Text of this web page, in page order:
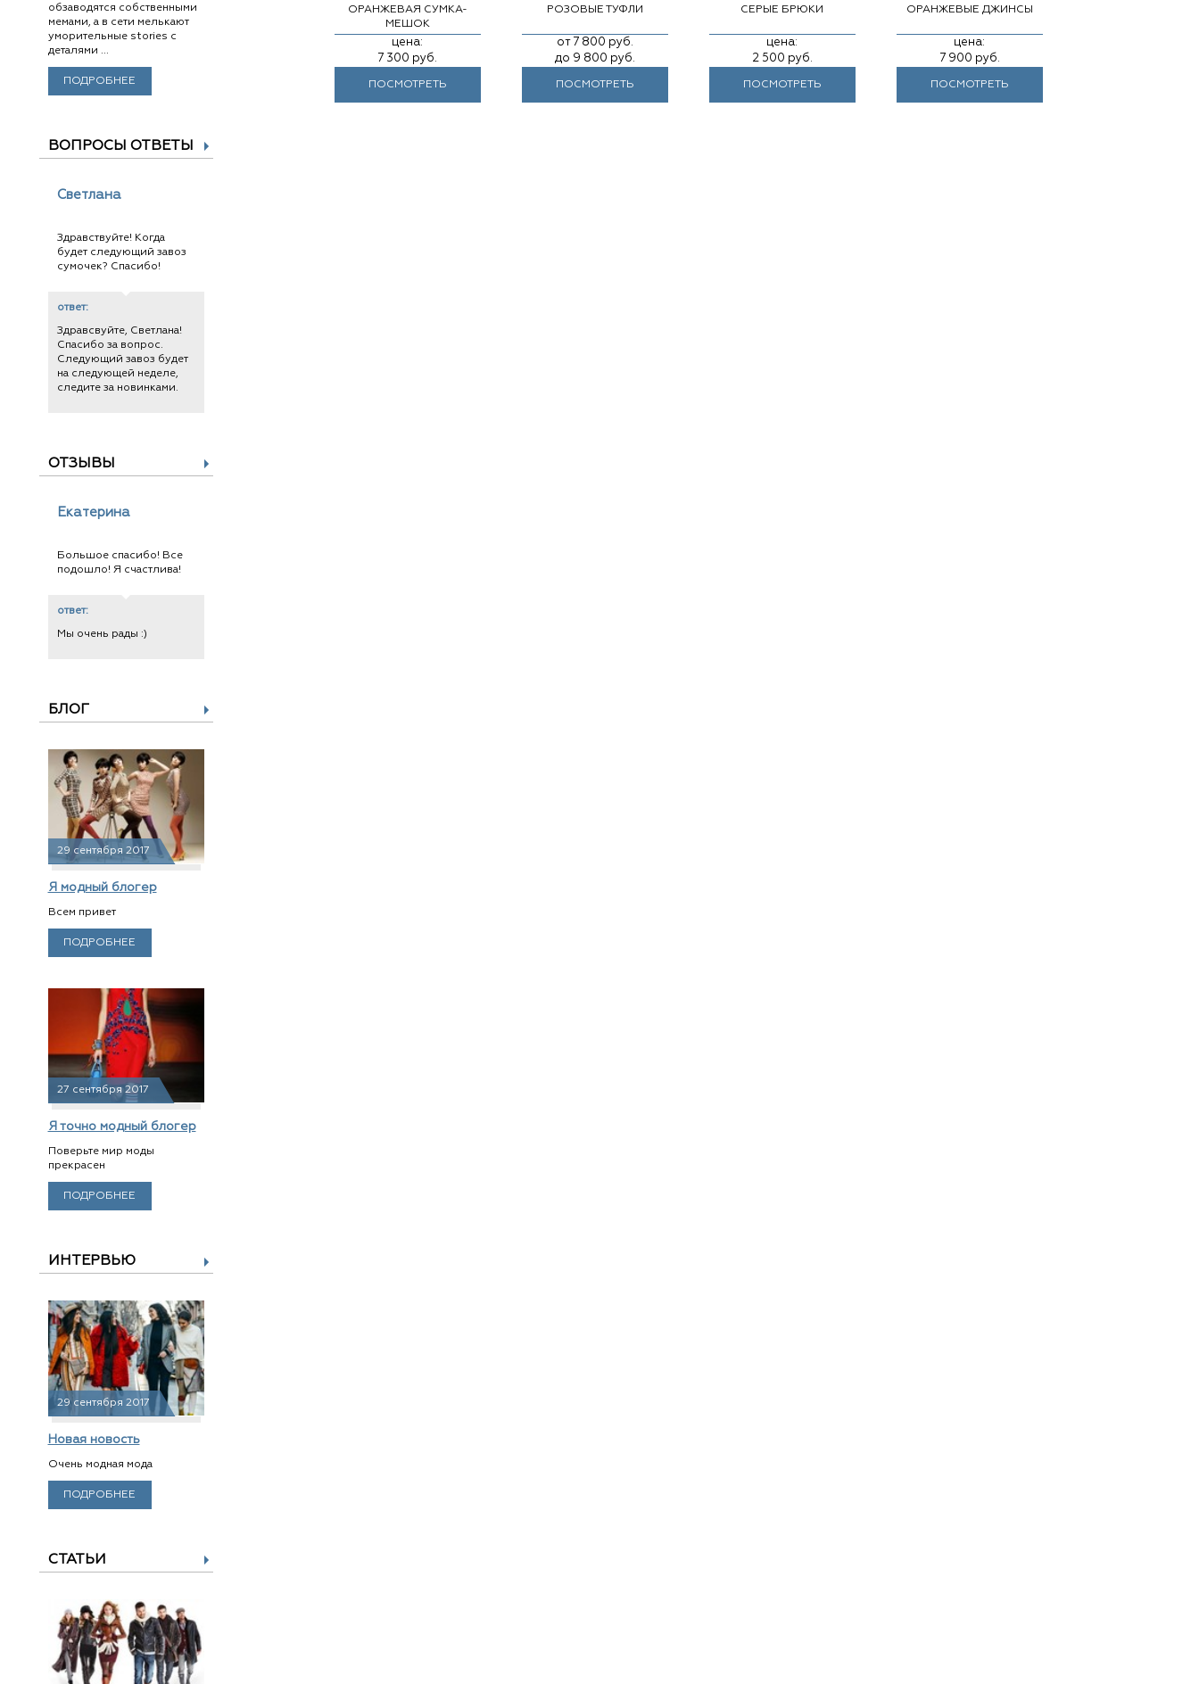
обзаводятся собственными
мемами, а в сети мелькают
уморительные stories с
деталями ...
ПОДРОБНЕЕ
ВОПРОСЫ ОТВЕТЫ
Светлана
Здравствуйте! Когда
будет следующий завоз
сумочек? Спасибо!
ответ:
Здравсвуйте, Светлана!
Спасибо за вопрос.
Следующий завоз будет
на следующей неделе,
следите за новинками.
ОТЗЫВЫ
Екатерина
Большое спасибо! Все
подошло! Я счастлива!
ответ:
Мы очень рады :)
БЛОГ
29 сентября 2017
Я модный блогер
Всем привет
ПОДРОБНЕЕ
27 сентября 2017
Я точно модный блогер
Поверьте мир моды
прекрасен
ПОДРОБНЕЕ
ИНТЕРВЬЮ
29 сентября 2017
Новая новость
Очень модная мода
ПОДРОБНЕЕ
СТАТЬИ
ОРАНЖЕВАЯ СУМКА-
МЕШОК
цена:
7 300 руб.
ПОСМОТРЕТЬ
РОЗОВЫЕ ТУФЛИ
от 7 800 руб.
до 9 800 руб.
ПОСМОТРЕТЬ
СЕРЫЕ БРЮКИ
цена:
2 500 руб.
ПОСМОТРЕТЬ
ОРАНЖЕВЫЕ ДЖИНСЫ
цена:
7 900 руб.
ПОСМОТРЕТЬ